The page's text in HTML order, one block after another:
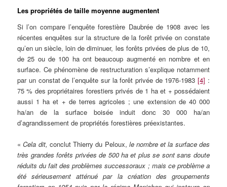
Les propriétés de taille moyenne augmentent
Si l’on compare l’enquête forestière Daubrée de 1908 avec les
récentes enquêtes sur la structure de la forêt privée on constate
qu’en un siècle, loin de diminuer, les forêts privées de plus de 10,
de 25 ou de 100 ha ont beaucoup augmenté en nombre et en
surface. Ce phénomène de restructuration s’explique notamment
par un constat de l’enquête sur la forêt privée de 1976-1983[4] :
75 % des propriétaires forestiers privés de 1 ha et + possédaient
aussi 1 ha et + de terres agricoles ; une extension de 40 000
ha/an de la surface boisée induit donc 30 000 ha/an
d’agrandissement de propriétés forestières préexistantes.
«Cela dit, conclut Thierry du Peloux, le nombre et la surface des
très grandes forêts privées de 500 ha et plus se sont sans doute
réduits du fait des problèmes successoraux ; mais ce problème a
été sérieusement atténué par la création des groupements